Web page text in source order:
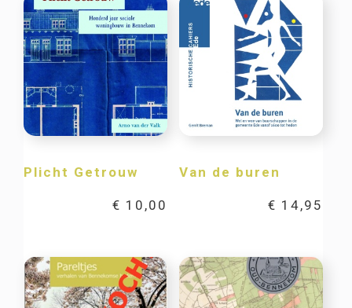
Plicht Getrouw
€ 10,00
Van de buren
€ 14,95